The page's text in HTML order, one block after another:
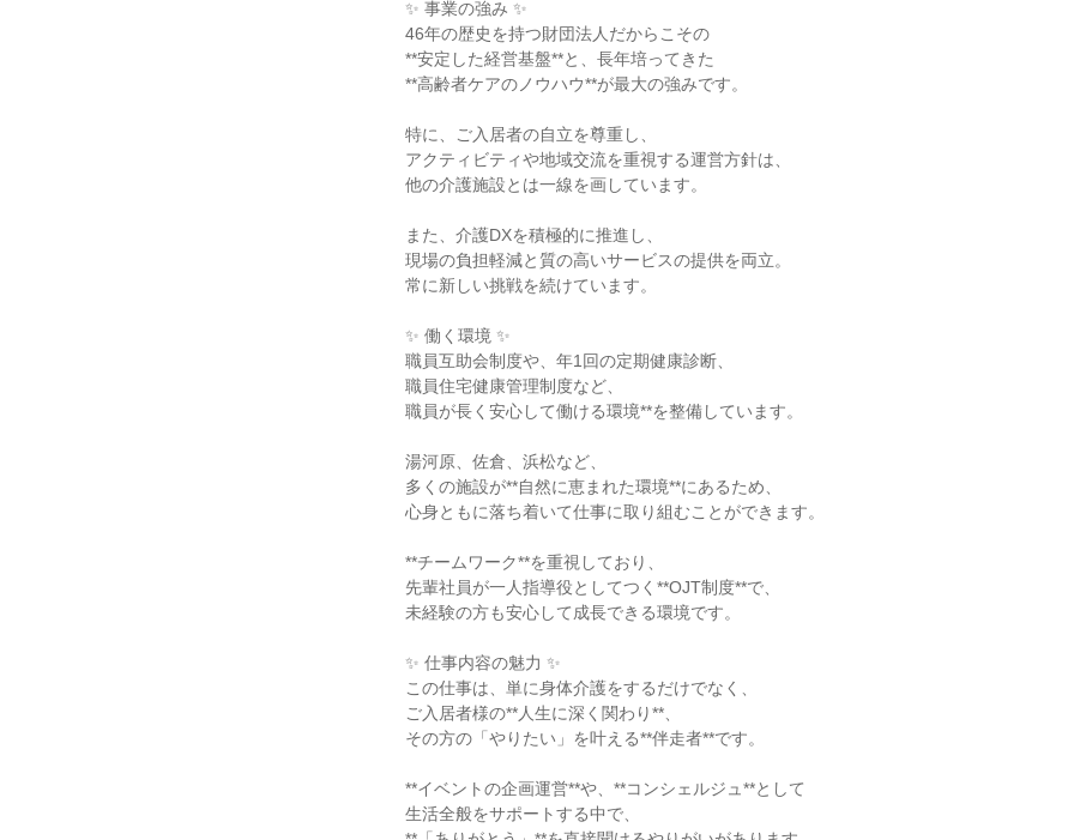
✨ 事業の強み ✨
46年の歴史を持つ財団法人だからこその
**安定した経営基盤**と、長年培ってきた
**高齢者ケアのノウハウ**が最大の強みです。
特に、ご入居者の自立を尊重し、
アクティビティや地域交流を重視する運営方針は、
他の介護施設とは一線を画しています。
また、介護DXを積極的に推進し、
現場の負担軽減と質の高いサービスの提供を両立。
常に新しい挑戦を続けています。
✨ 働く環境 ✨
職員互助会制度や、年1回の定期健康診断、
職員住宅健康管理制度など、
職員が長く安心して働ける環境**を整備しています。
湯河原、佐倉、浜松など、
多くの施設が**自然に恵まれた環境**にあるため、
心身ともに落ち着いて仕事に取り組むことができます。
**チームワーク**を重視しており、
先輩社員が一人指導役としてつく**OJT制度**で、
未経験の方も安心して成長できる環境です。
✨ 仕事内容の魅力 ✨
この仕事は、単に身体介護をするだけでなく、
ご入居者様の**人生に深く関わり**、
その方の「やりたい」を叶える**伴走者**です。
**イベントの企画運営**や、**コンシェルジュ**として
生活全般をサポートする中で、